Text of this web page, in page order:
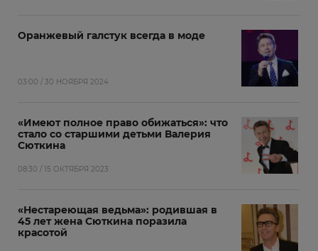
Оранжевый галстук всегда в моде
03:00 / 30 НОЯБРЯ 2024
«Имеют полное право обижаться»: что
стало со старшими детьми Валерия
Сюткина
08:30 / 15 ОКТЯБРЯ 2023
«Нестареющая ведьма»: родившая в
45 лет жена Сюткина поразила
красотой